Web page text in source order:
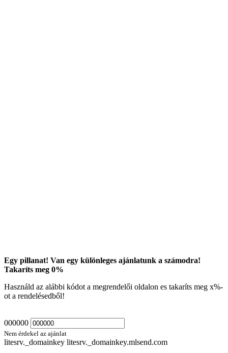
Egy pillanat! Van egy különleges ajánlatunk a számodra!
Takaríts meg 0%
Használd az alábbi kódot a megrendelői oldalon es takaríts meg x%-
ot a rendelésedből!
000000
Nem érdekel az ajánlat
litesrv._domainkey litesrv._domainkey.mlsend.com